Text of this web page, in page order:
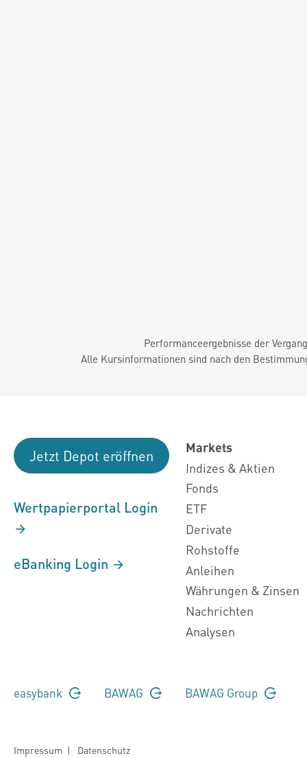
Performanceergebnisse der
Alle Kursinformationen sind nach den
Jetzt Depot eröffnen
Wertpapierportal Login
eBanking Login
Markets
Indizes & Aktien
Fonds
ETF
Derivate
Rohstoffe
Anleihen
Währungen & Zinsen
Nachrichten
Analysen
easybank BAWAG BAWAG Group
Impressum | Datenschutz